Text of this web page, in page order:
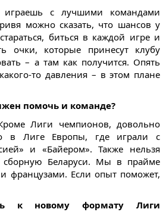
с лучшими командами
можно сказать, что шансов у
биться в каждой игре и
очки, которые принесут клубу
– а там как получится. Опять
то давления – в этом плане
помочь и команде?
Лиги чемпионов, довольно
в Лиге Европы, где играли с
и «Байером». Также нельзя
сборную Беларуси. Мы в прайме
французами. Если опыт поможет,
к новому формату Лиги